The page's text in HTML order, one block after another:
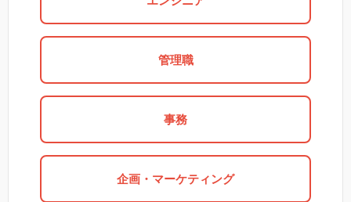
管理職
事務
企画・マーケティング